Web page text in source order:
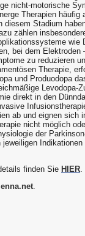
nicht-motorische
Therapien häufig
Stadium
zählen
wie
bei dem Elektroden
zu reduzieren
Therapie,
und Produodopa
Levodopa-
direkt in den
ab und eignen sich
nicht möglich
der
finden Sie HIER.
.